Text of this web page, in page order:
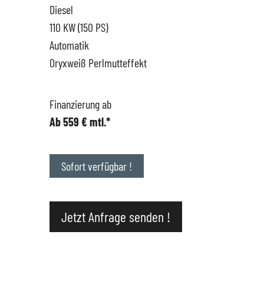
VW
VW Nutzfahrzeugservice
News
Unternehmen
Karriere
Impressum
Diesel
110 KW (150 PS)
Automatik
Oryxweiß Perlmutteffekt
Finanzierung ab
Ab 559 € mtl.*
Sofort verfügbar !
Jetzt Anfrage senden !